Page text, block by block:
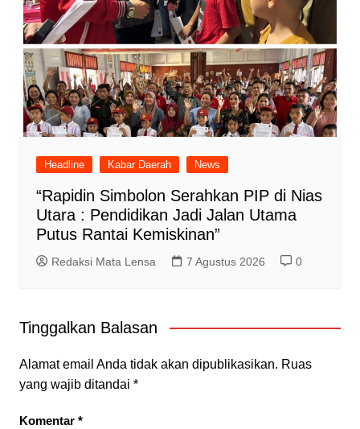
Headline Kabar Daerah News
“Rapidin Simbolon Serahkan PIP di Nias
Utara : Pendidikan Jadi Jalan Utama
Putus Rantai Kemiskinan”
Redaksi Mata Lensa 7 Agustus 2026 0
Tinggalkan Balasan
Alamat email Anda tidak akan dipublikasikan. Ruas
yang wajib ditandai *
Komentar *